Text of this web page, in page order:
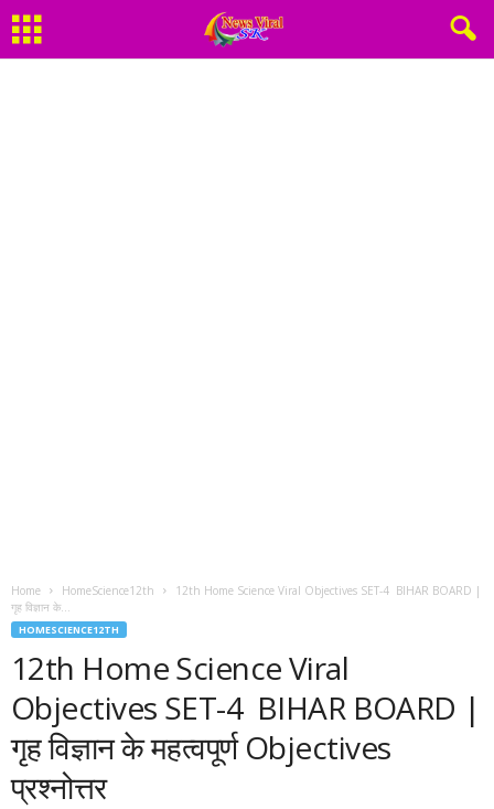
Home HomeScience12th
12th Home Science Viral Objectives SET-4 BIHAR BOARD |
गृह विज्ञान के...
HOMESCIENCE12TH
12th Home Science Viral
Objectives SET-4 BIHAR BOARD |
गृह विज्ञान के महत्वपूर्ण Objectives
प्रश्नोत्तर